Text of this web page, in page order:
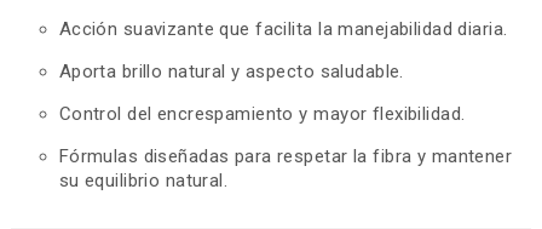
Acción suavizante que facilita la manejabilidad diaria.
Aporta brillo natural y aspecto saludable.
Control del encrespamiento y mayor flexibilidad.
Fórmulas diseñadas para respetar la fibra y mantener
su equilibrio natural.